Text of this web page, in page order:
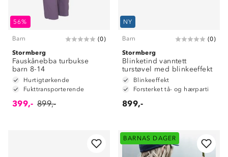
56%
Barn (0)
Stormberg
Fauskånebba turbukse
barn 8-14
Hurtigtørkende
Fukttransporterende
399,- 899,-
NY
Barn (0)
Stormberg
Blinketind vanntett
turstøvel med blinkeeffekt
Blinkeeffekt
Forsterket tå- og hærparti
899,-
BARNAS DAGER